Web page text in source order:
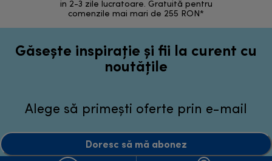
in 2-3 zile lucratoare. Gratuită pentru
comenzile mai mari de 255 RON*
Găsește inspirație și fii la curent cu
noutățile
Alege să primești oferte prin e-mail
Doresc să mă abonez